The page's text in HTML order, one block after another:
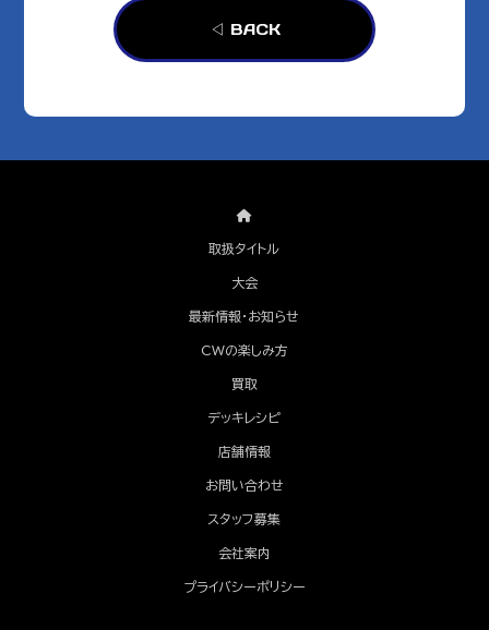
◁ BACK
取扱タイトル
大会
最新情報・お知らせ
CWの楽しみ方
買取
デッキレシピ
店舗情報
お問い合わせ
スタッフ募集
会社案内
プライバシーポリシー